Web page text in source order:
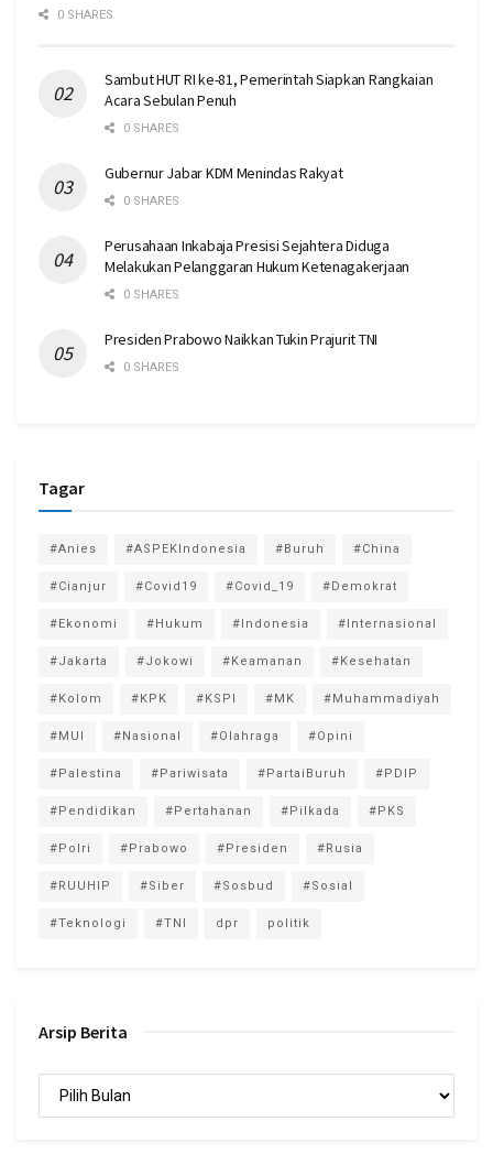
0 SHARES
Sambut HUT RI ke-81, Pemerintah Siapkan Rangkaian
Acara Sebulan Penuh
0 SHARES
Gubernur Jabar KDM Menindas Rakyat
0 SHARES
Perusahaan Inkabaja Presisi Sejahtera Diduga
Melakukan Pelanggaran Hukum Ketenagakerjaan
0 SHARES
Presiden Prabowo Naikkan Tukin Prajurit TNI
0 SHARES
Tagar
#Anies #ASPEKIndonesia #Buruh #China
#Cianjur #Covid19 #Covid_19 #Demokrat
#Ekonomi #Hukum #Indonesia #Internasional
#Jakarta #Jokowi #Keamanan #Kesehatan
#Kolom #KPK #KSPI #MK #Muhammadiyah
#MUI #Nasional #Olahraga #Opini
#Palestina #Pariwisata #PartaiBuruh #PDIP
#Pendidikan #Pertahanan #Pilkada #PKS
#Polri #Prabowo #Presiden #Rusia
#RUUHIP #Siber #Sosbud #Sosial
#Teknologi #TNI dpr politik
Arsip Berita